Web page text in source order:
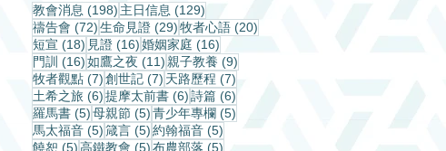
教會消息 (198) 198 篇文章
主日信息 (129)
禱告會 (72)72 篇文章
生命見證 (29)29 篇文章
牧者心語 (20)
短宣 (18) 18 篇文章
見證 (16)16 篇文章
婚姻家庭 (16)
門訓 (16)16 篇文章
如鷹之夜 (11)11 篇文章
親子教養 (9)
牧者觀點 (7)7 篇文章
創世記 (7) 7 篇文章
天路歷程 (7)
土希之旅 (6)6 篇文章
提摩太前書 (6)6 篇文章
詩篇 (6)
羅馬書 (5)5 篇文章
母親節 (5)5 篇文章
青少年專欄 (5)
馬太福音 (5)5 篇文章
箴言 (5)5 篇文章
約翰福音 (5) 5 篇文章
饒恕 (5)5 篇文章
高鐵教會 (5)5 篇文章
布農部落 (5)